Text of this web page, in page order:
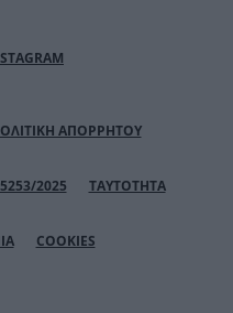
ΑΠΟΡΡΗΤΟΥ
2025 ΤΑΥΤΟΤΗΤΑ
COOKIES